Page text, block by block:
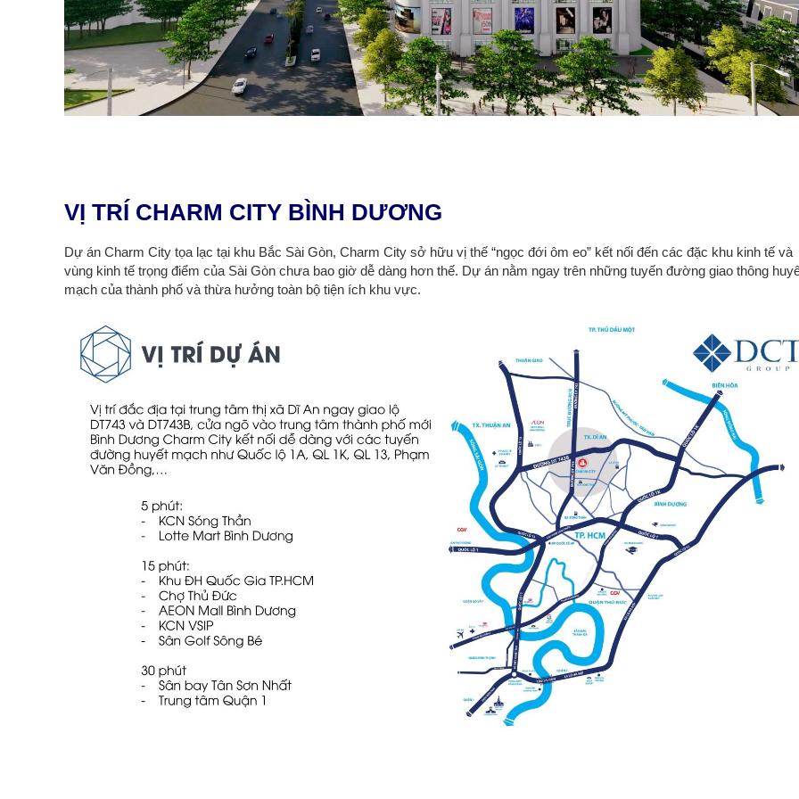
VỊ TRÍ CHARM CITY BÌNH DƯƠNG
Dự án Charm City tọa lạc tại khu Bắc Sài Gòn, Charm City sở hữu vị thế “ngọc đới ôm eo” kết nối đến các đặc khu kinh tế và
vùng kinh tế trọng điểm của Sài Gòn chưa bao giờ dễ dàng hơn thế. Dự án nằm ngay trên những tuyến đường giao thông
mạch của thành phố và thừa hưởng toàn bộ tiện ích khu vực.